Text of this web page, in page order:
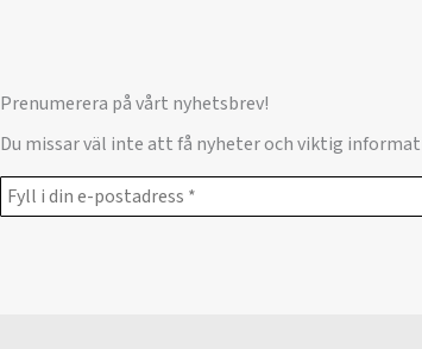
Prenumerera på vårt nyhetsbrev!
Du missar väl inte att få nyheter och viktig